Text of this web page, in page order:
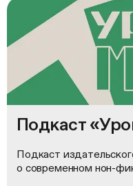
Подкаст
Подкаст
о современном нон-